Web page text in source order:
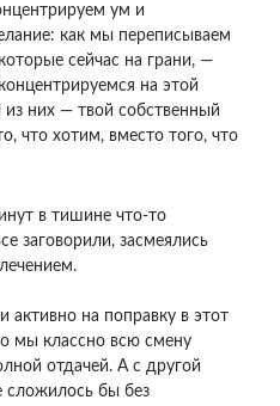
ум и
как мы переписываем
сейчас на грани, —
на этой
них — твой собственный
что хотим, вместо того, что
в тишине что-то
заговорили, засмеялись
на поправку в этот
мы классно всю смену
отдачей. А с другой
сложилось бы без